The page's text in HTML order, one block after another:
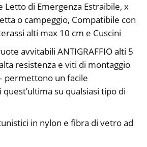
Letto di Emergenza Estraibile, x
o campeggio, Compatibile con
alti max 10 cm e Cuscini
avvitabili ANTIGRAFFIO alti 5
resistenza e viti di montaggio
permettono un facile
su qualsiasi tipo di
in nylon e fibra di vetro ad